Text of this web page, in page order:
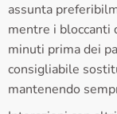
assunta
mentre i bloccanti
minuti prima dei
consigliabile
mantenendo